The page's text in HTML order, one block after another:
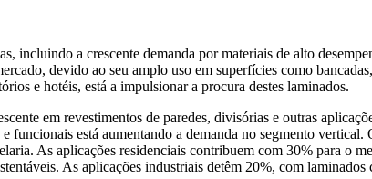
a crescente demanda por materiais de alto
devido ao seu amplo uso em superfícies como
e hotéis, está a impulsionar a procura destes laminados.
em revestimentos de paredes, divisórias e outras
está aumentando a demanda no segmento
As aplicações residenciais contribuem com 30% para o
As aplicações industriais detêm 20%, com